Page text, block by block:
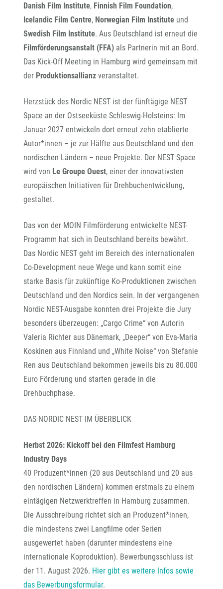
Danish Film Institute, Finnish Film Foundation,
Icelandic Film Centre, Norwegian Film Institute und
Swedish Film Institute. Aus Deutschland ist erneut die
Filmförderungsanstalt (FFA) als Partnerin mit an Bord.
Das Kick-Off Meeting in Hamburg wird gemeinsam mit
der Produktionsallianz veranstaltet.
Herzstück des Nordic NEST ist der fünftägige NEST
Space an der Ostseeküste Schleswig-Holsteins: Im
Januar 2027 entwickeln dort erneut zehn etablierte
Autor*innen – je zur Hälfte aus Deutschland und den
nordischen Ländern – neue Projekte. Der NEST Space
wird von Le Groupe Ouest, einer der innovativsten
europäischen Initiativen für Drehbuchentwicklung,
gestaltet.
Das von der MOIN Filmförderung entwickelte NEST-
Programm hat sich in Deutschland bereits bewährt.
Das Nordic NEST geht im Bereich des internationalen
Co-Development neue Wege und kann somit eine
starke Basis für zukünftige Ko-Produktionen zwischen
Deutschland und den Nordics sein. In der vergangenen
Nordic NEST-Ausgabe konnten drei Projekte die Jury
besonders überzeugen: „Cargo Crime“ von Autorin
Valeria Richter aus Dänemark, „Deeper“ von Eva-Maria
Koskinen aus Finnland und „White Noise“ von Stefanie
Ren aus Deutschland bekommen jeweils bis zu 80.000
Euro Förderung und starten gerade in die
Drehbuchphase.
DAS NORDIC NEST IM ÜBERBLICK
Herbst 2026: Kickoff bei den Filmfest Hamburg
Industry Days
40 Produzent*innen (20 aus Deutschland und 20 aus
den nordischen Ländern) kommen erstmals zu einem
eintägigen Netzwerktreffen in Hamburg zusammen.
Die Ausschreibung richtet sich an Produzent*innen,
die mindestens zwei Langfilme oder Serien
ausgewertet haben (darunter mindestens eine
internationale Koproduktion). Bewerbungsschluss ist
der 11. August 2026. Hier gibt es weitere Infos sowie
das Bewerbungsformular.